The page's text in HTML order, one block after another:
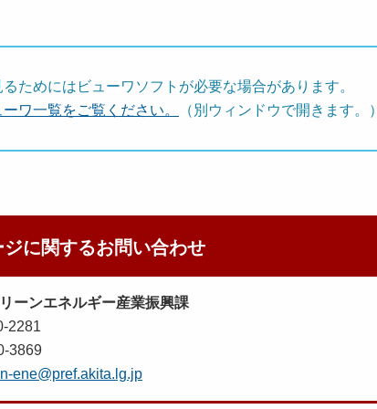
ためにはビューワソフトが必要な場合があります。
ワ一覧をご覧ください。
（別ウィンドウで開きます。）
ジに関するお問い合わせ
ーンエネルギー産業振興課
2281
3869
ene@pref.akita.lg.jp